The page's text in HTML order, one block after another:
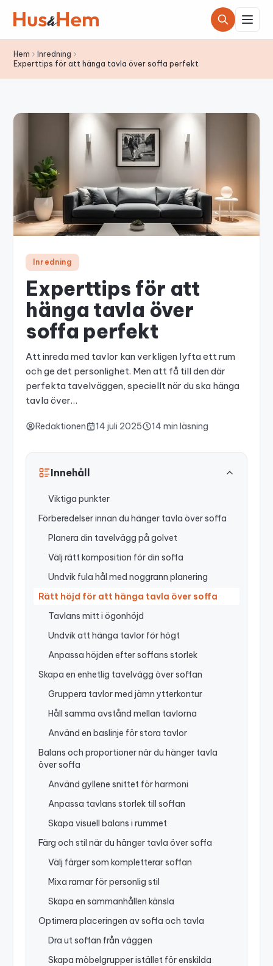
Hem
Inredning
Experttips för att hänga tavla över soffa perfekt
Inredning
Experttips för att
hänga tavla över
soffa perfekt
Att inreda med tavlor kan verkligen lyfta ett rum
och ge det personlighet. Men att få till den där
perfekta tavelväggen, speciellt när du ska hänga
tavla över…
Redaktionen 14 juli 2025 14 min läsning
Innehåll
Viktiga punkter
Förberedelser innan du hänger tavla över soffa
Planera din tavelvägg på golvet
Välj rätt komposition för din soffa
Undvik fula hål med noggrann planering
Rätt höjd för att hänga tavla över soffa
Tavlans mitt i ögonhöjd
Undvik att hänga tavlor för högt
Anpassa höjden efter soffans storlek
Skapa en enhetlig tavelvägg över soffan
Gruppera tavlor med jämn ytterkontur
Håll samma avstånd mellan tavlorna
Använd en baslinje för stora tavlor
Balans och proportioner när du hänger tavla
över soffa
Använd gyllene snittet för harmoni
Anpassa tavlans storlek till soffan
Skapa visuell balans i rummet
Färg och stil när du hänger tavla över soffa
Välj färger som kompletterar soffan
Mixa ramar för personlig stil
Skapa en sammanhållen känsla
Optimera placeringen av soffa och tavla
Dra ut soffan från väggen
Skapa möbelgrupper istället för enskilda